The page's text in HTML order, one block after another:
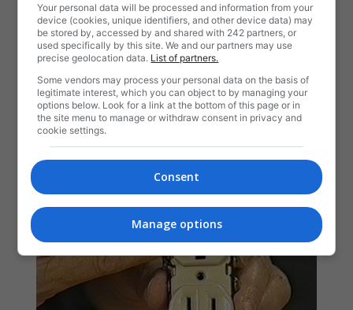
Your personal data will be processed and information from your
device (cookies, unique identifiers, and other device data) may
be stored by, accessed by and shared with 242 partners, or
used specifically by this site. We and our partners may use
precise geolocation data. List of partners.
Some vendors may process your personal data on the basis of
legitimate interest, which you can object to by managing your
options below. Look for a link at the bottom of this page or in
the site menu to manage or withdraw consent in privacy and
cookie settings.
Consent
Manage options